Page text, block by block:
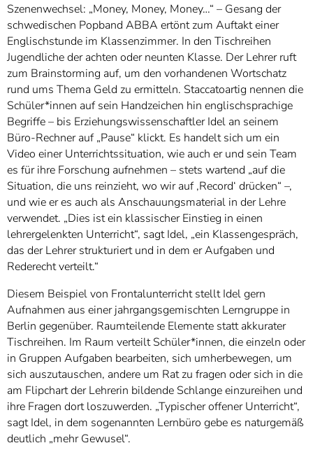
Szenenwechsel: „Money, Money, Money…“ – Gesang der
schwedischen Popband ABBA ertönt zum Auftakt einer
Englischstunde im Klassenzimmer. In den Tischreihen
Jugendliche der achten oder neunten Klasse. Der Lehrer ruft
zum Brainstorming auf, um den vorhandenen Wortschatz
rund ums Thema Geld zu ermitteln. Staccatoartig nennen die
Schüler*innen auf sein Handzeichen hin englischsprachige
Begriffe – bis Erziehungswissenschaftler Idel an seinem
Büro-Rechner auf „Pause“ klickt. Es handelt sich um ein
Video einer Unterrichtssituation, wie auch er und sein Team
es für ihre Forschung aufnehmen – stets wartend „auf die
Situation, die uns reinzieht, wo wir auf ‚Record‘ drücken“ –,
und wie er es auch als Anschauungsmaterial in der Lehre
verwendet. „Dies ist ein klassischer Einstieg in einen
lehrergelenkten Unterricht“, sagt Idel, „ein Klassengespräch,
das der Lehrer strukturiert und in dem er Aufgaben und
Rederecht verteilt.“
Diesem Beispiel von Frontalunterricht stellt Idel gern
Aufnahmen aus einer jahrgangsgemischten Lerngruppe in
Berlin gegenüber. Raumteilende Elemente statt akkurater
Tischreihen. Im Raum verteilt Schüler*innen, die einzeln oder
in Gruppen Aufgaben bearbeiten, sich umherbewegen, um
sich auszutauschen, andere um Rat zu fragen oder sich in die
am Flipchart der Lehrerin bildende Schlange einzureihen und
ihre Fragen dort loszuwerden. „Typischer offener Unterricht“,
sagt Idel, in dem sogenannten Lernbüro gebe es naturgemäß
deutlich „mehr Gewusel“.